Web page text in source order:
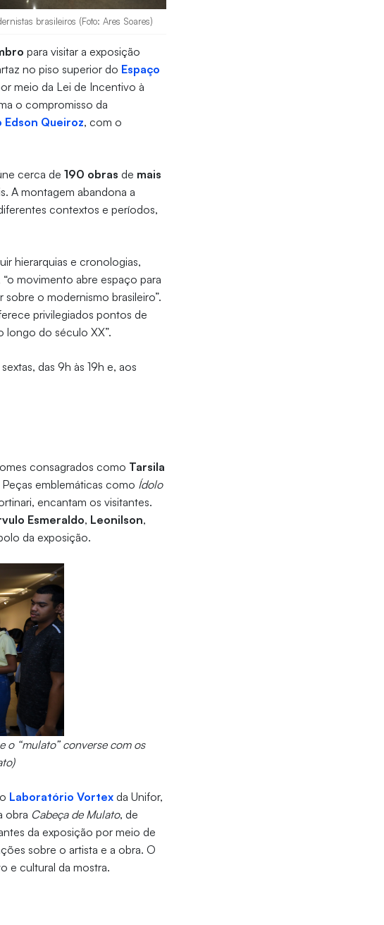
brasileiros (Foto: Ares Soares)
para visitar a exposição
no piso superior do Espaço
meio da Lei de Incentivo à
o compromisso da
Edson Queiroz, com o
cerca de190 obras de mais
A montagem abandona a
contextos e períodos,
hierarquias e cronologias,
movimento abre espaço para
o modernismo brasileiro”.
privilegiados pontos de
longo do século XX”.
das 9h às 19h e, aos
consagrados como Tarsila
Peças emblemáticas como Ídolo
encantam os visitantes.
Esmeraldo, Leonilson,
da exposição.
o “mulato” converse com os
Laboratório Vortex da Unifor,
obra Cabeça de Mulato, de
da exposição por meio de
sobre o artista e a obra. O
e cultural da mostra.